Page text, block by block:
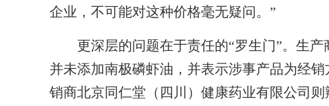
企业，不可能对这种价格毫无疑问。”
更深层的问题在于责任的“罗生门”。生产
并未添加南极磷虾油，并表示涉事产品为经
销商北京同仁堂（四川）健康药业有限公司